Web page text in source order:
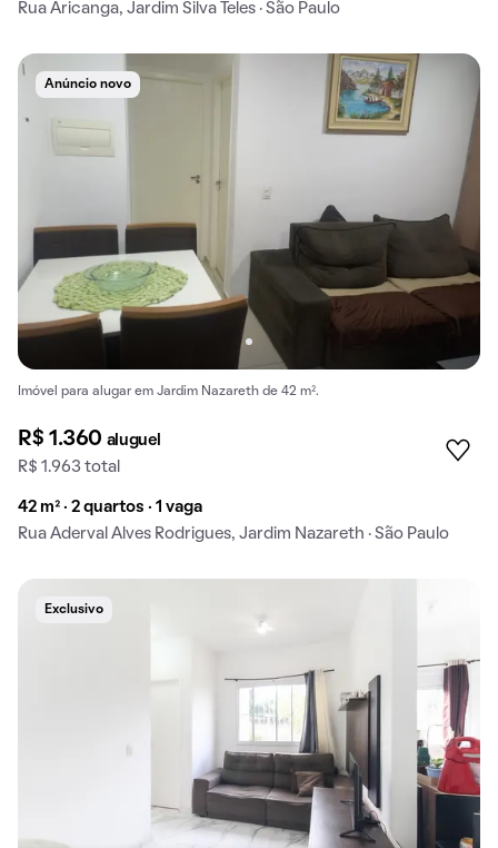
Rua Aricanga, Jardim Silva Teles · São Paulo
Anúncio novo
Imóvel para alugar em Jardim Nazareth de 42 m².
R$ 1.360 aluguel
R$ 1.963 total
42 m² · 2 quartos · 1 vaga
Rua Aderval Alves Rodrigues, Jardim Nazareth · São Paulo
Exclusivo